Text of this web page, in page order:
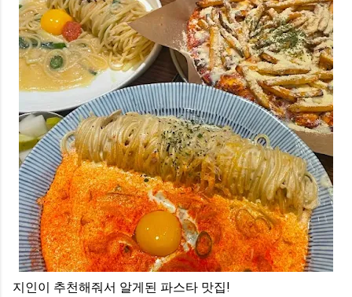
지인이 추천해줘서 알게된 파스타 맛집!